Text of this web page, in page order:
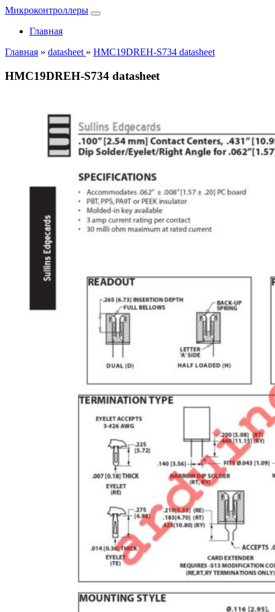
Микроконтроллеры
Главная
Главная » datasheet » HMC19DREH-S734 datasheet
HMC19DREH-S734 datasheet